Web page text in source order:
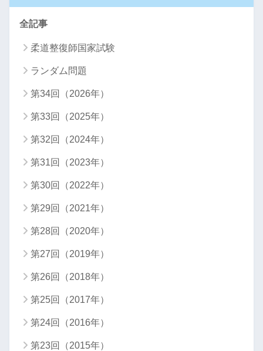
全記事
柔道整復師国家試験
ランダム問題
第34回（2026年）
第33回（2025年）
第32回（2024年）
第31回（2023年）
第30回（2022年）
第29回（2021年）
第28回（2020年）
第27回（2019年）
第26回（2018年）
第25回（2017年）
第24回（2016年）
第23回（2015年）